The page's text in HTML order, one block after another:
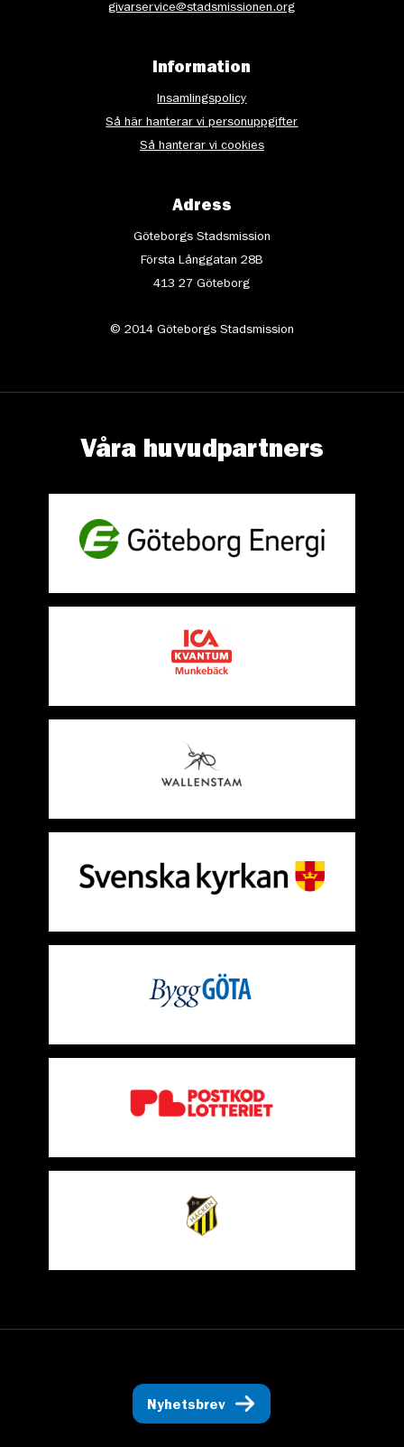
givarservice@stadsmissionen.org
Information
Insamlingspolicy
Så här hanterar vi personuppgifter
Så hanterar vi cookies
Adress
Göteborgs Stadsmission
Första Långgatan 28B
413 27 Göteborg
© 2014 Göteborgs Stadsmission
Våra huvudpartners
Nyhetsbrev